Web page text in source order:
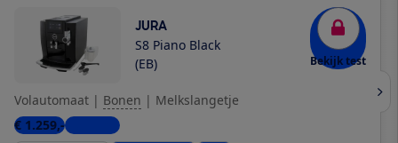
JURA
S8 Piano Black
(EB)
Bekijk test
Volautomaat | Bonen | Melkslangetje
€ 1.259,-6 winkels